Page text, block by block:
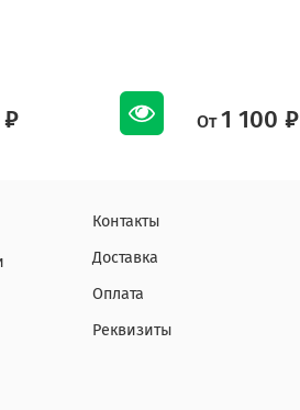
₽ От 1 100 ₽
Контакты
Доставка
Оплата
Реквизиты